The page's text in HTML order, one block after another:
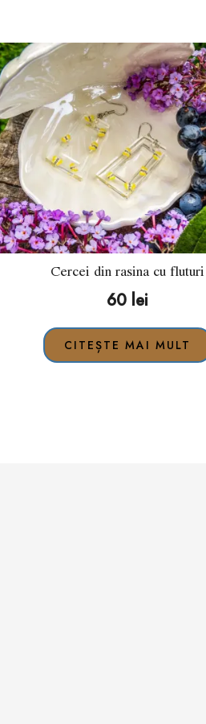
Cercei din rasina cu fluturi
60 lei
CITEȘTE MAI MULT